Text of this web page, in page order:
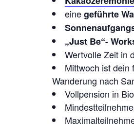
einegeführte
„Just Be“-
Wertvolle Zeit in
Mittwoch ist dein
Wanderung nach
Vollpension in